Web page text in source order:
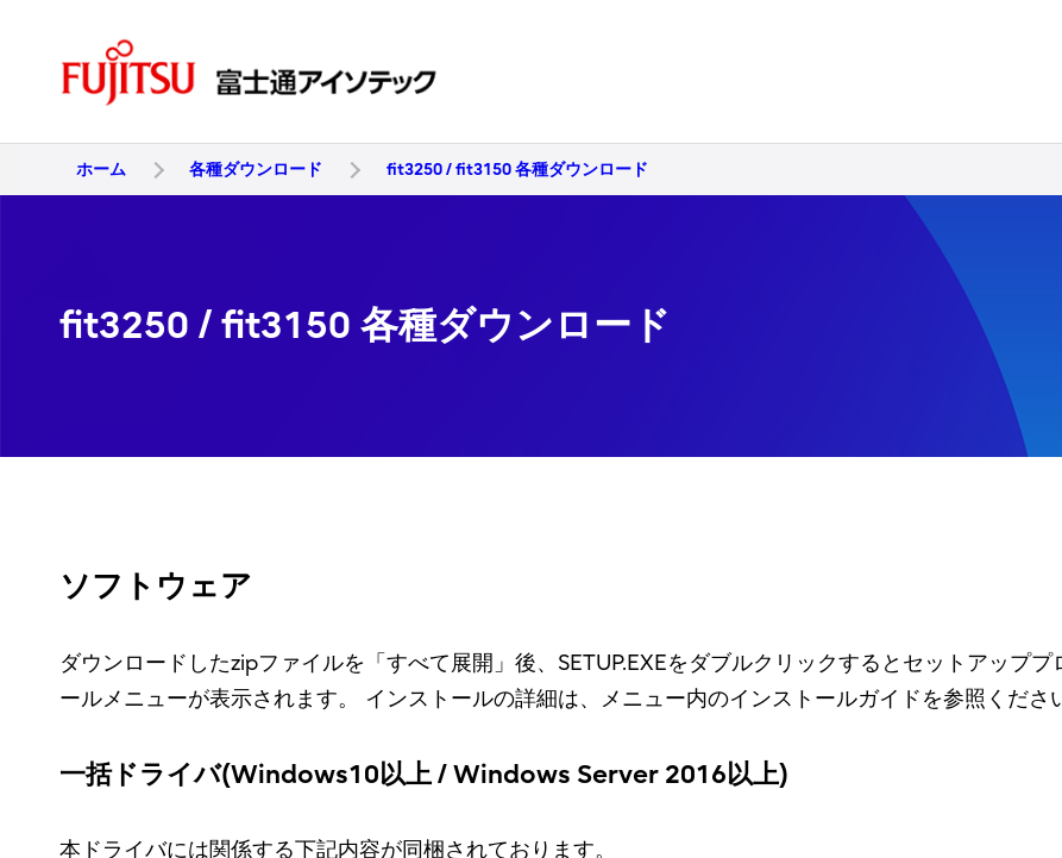
ホーム 各種ダウンロード fit3250 / fit3150 各種ダウンロード
fit3250 / fit3150 各種ダウンロード
ソフトウェア
ダウンロードしたzipファイルを「すべて展開」後、SETUP.EXEをダブルクリックするとセットアップ
ールメニューが表示されます。 インストールの詳細は、メニュー内のインストールガイドを参照くださ
一括ドライバ(Windows10以上 / Windows Server 2016以上)
本ドライバには関係する下記内容が同梱されております。